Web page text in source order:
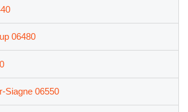
06480
Siagne 06550